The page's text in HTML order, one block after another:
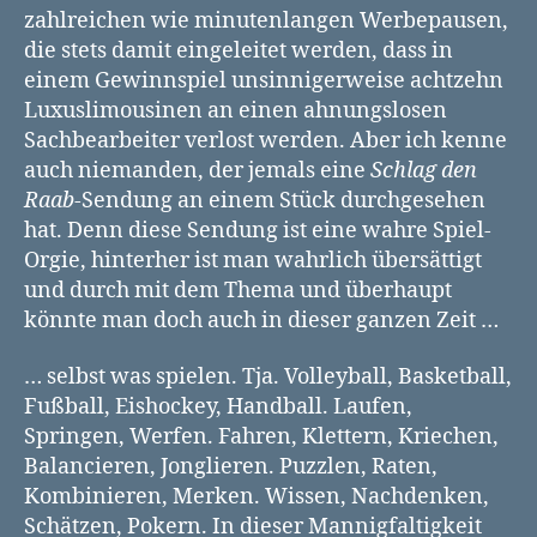
zahlreichen wie minutenlangen Werbepausen,
die stets damit eingeleitet werden, dass in
einem Gewinnspiel unsinnigerweise achtzehn
Luxuslimousinen an einen ahnungslosen
Sachbearbeiter verlost werden. Aber ich kenne
auch niemanden, der jemals eine Schlag den
Raab-Sendung an einem Stück durchgesehen
hat. Denn diese Sendung ist eine wahre Spiel-
Orgie, hinterher ist man wahrlich übersättigt
und durch mit dem Thema und überhaupt
könnte man doch auch in dieser ganzen Zeit …
… selbst was spielen. Tja. Volleyball, Basketball,
Fußball, Eishockey, Handball. Laufen,
Springen, Werfen. Fahren, Klettern, Kriechen,
Balancieren, Jonglieren. Puzzlen, Raten,
Kombinieren, Merken. Wissen, Nachdenken,
Schätzen, Pokern. In dieser Mannigfaltigkeit